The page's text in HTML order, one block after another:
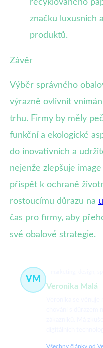
recyklovaného
značku luxusních
produktů.
Závěr
Výběr správného
výrazně ovlivnit
trhu. Firmy by měly
funkční a ekologické
do inovativních a
nejenže zlepšuje
přispět k ochraně
rostoucímu důrazu na
čas pro firmy, aby
své obalové strategie.
VM
Veronika Malá
Všechny články od